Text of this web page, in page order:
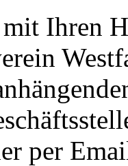
mit Ihren
per